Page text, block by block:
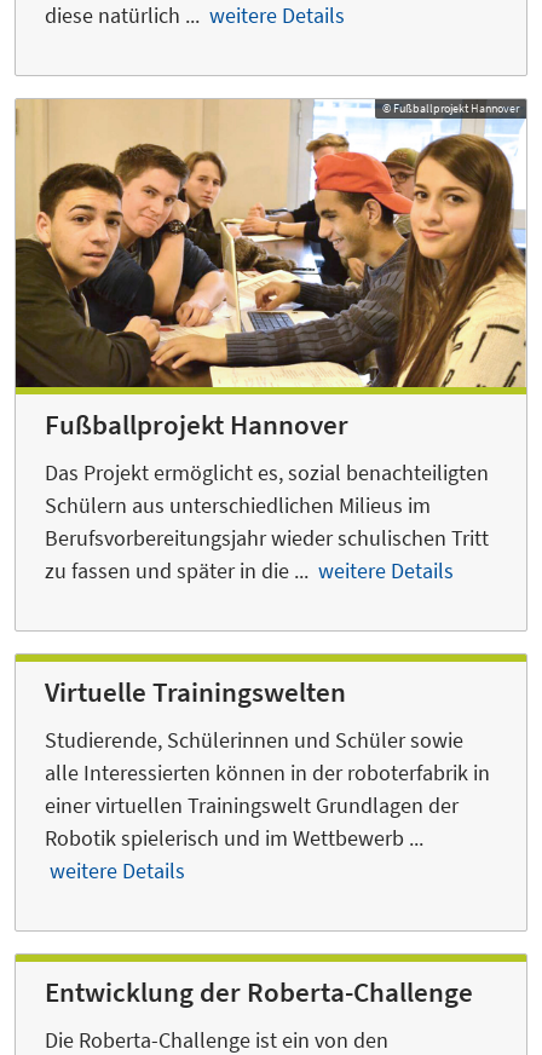
diese natürlich ... weitere Details
© Fußballprojekt Hannover
Fußballprojekt Hannover
Das Projekt ermöglicht es, sozial benachteiligten
Schülern aus unterschiedlichen Milieus im
Berufsvorbereitungsjahr wieder schulischen Tritt
zu fassen und später in die ... weitere Details
Virtuelle Trainingswelten
Studierende, Schülerinnen und Schüler sowie
alle Interessierten können in der roboterfabrik in
einer virtuellen Trainingswelt Grundlagen der
Robotik spielerisch und im Wettbewerb ...
weitere Details
Entwicklung der Roberta-Challenge
Die Roberta-Challenge ist ein von den